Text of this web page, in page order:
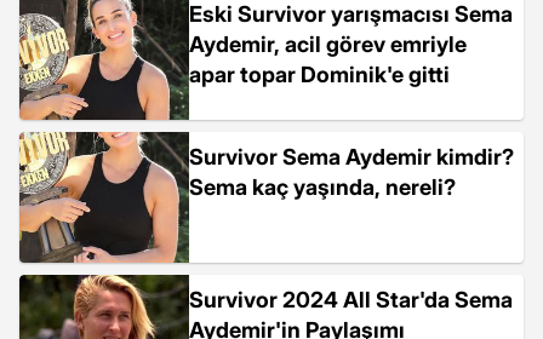
Eski Survivor yarışmacısı Sema
Aydemir, acil görev emriyle
apar topar Dominik'e gitti
Survivor Sema Aydemir kimdir?
Sema kaç yaşında, nereli?
Survivor 2024 All Star'da Sema
Aydemir'in Paylaşımı